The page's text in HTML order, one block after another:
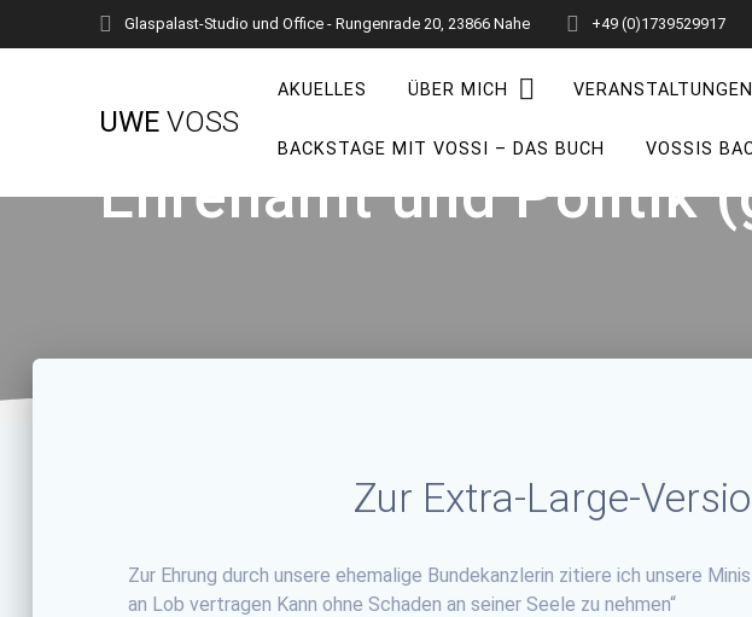
Glaspalast-Studio und Office - Rungenrade 20, 23866 Nahe +49 (0)1739529917
UWE VOSS
AKUELLES ÜBER MICH VERANSTALTUNGEN
BACKSTAGE MIT VOSSI – DAS BUCH VOSSIS
Ehrenamt und Politik
Zur Extra-Large-
Zur Ehrung durch unsere ehemalige Bundekanzlerin zitiere ich unsere
an Lob vertragen Kann ohne Schaden an seiner Seele zu nehmen“